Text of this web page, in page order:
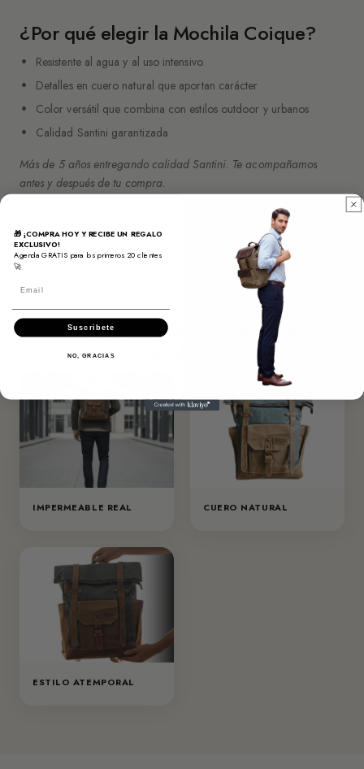
¿Por qué elegir la Mochila Coique?
Resistente al agua y al uso intensivo
Detalles en cuero natural que aportan carácter
Color versátil que combina con estilos outdoor y urbanos
Calidad Santini garantizada
Más de 5 años entregando calidad Santini. Te acompañamos
antes y después de tu compra.
DISEÑADA PARA ACOMPAÑARTE
IMPERMEABLE REAL CUERO NATURAL
ESTILO ATEMPORAL
🎁 ¡COMPRA HOY Y RECIBE UN REGALO
EXCLUSIVO!
Agenda GRATIS para los primeros 20 clientes
🚀
Suscribete
NO, GRACIAS